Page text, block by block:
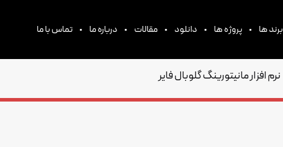
برند ها • پروژه ها • دانلود • مقالات • درباره ما • تماس با ما
نرم افزار مانیتورینگ گلوبال فایر